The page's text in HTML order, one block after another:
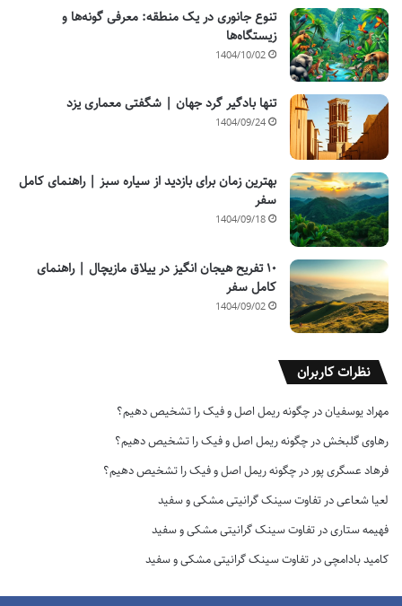
تنوع جانوری در یک منطقه: معرفی گونه‌ها و
زیستگاه‌ها
1404/10/02
تنها بادگیر گرد جهان | شگفتی معماری یزد
1404/09/24
بهترین زمان برای بازدید از سیاره سبز | راهنمای کامل
سفر
1404/09/18
۱۰ تفریح هیجان انگیز در ییلاق مازیچال | راهنمای
کامل سفر
1404/09/02
نظرات کاربران
مهراد یوسفیاندر چگونه ریمل اصل و فیک را تشخیص دهیم؟
رهاوی گلبخشدر چگونه ریمل اصل و فیک را تشخیص دهیم؟
فرهاد عسگری پور در چگونه ریمل اصل و فیک را تشخیص دهیم؟
لعیا شعاعیدر تفاوت سینک گرانیتی مشکی و سفید
فهیمه ستاریدر تفاوت سینک گرانیتی مشکی و سفید
کامید بادامچیدر تفاوت سینک گرانیتی مشکی و سفید